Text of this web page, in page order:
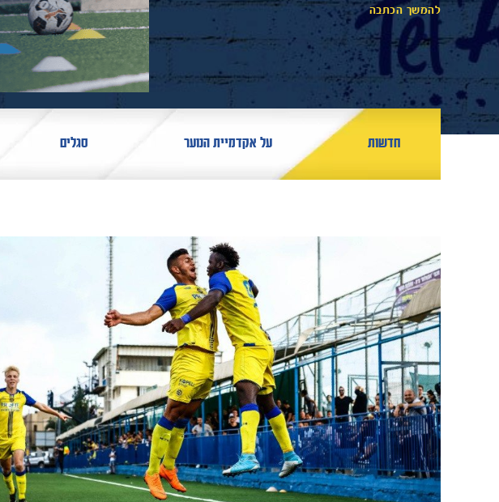
להמשך הכתבה
חדשות על אקדמיית הנוער סגלים